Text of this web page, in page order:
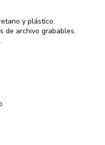
y plástico.
de archivo grabables.